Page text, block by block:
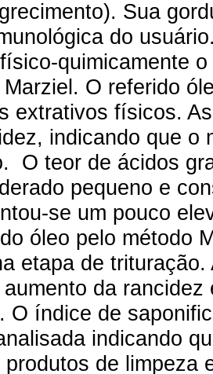
Sua
do
quimicamente
O referido
extrativos físicos.
indicando que o
O teor de ácidos
pequeno e
se um pouco
óleo pelo método
etapa de
da
O índice de
indicando
de limpeza